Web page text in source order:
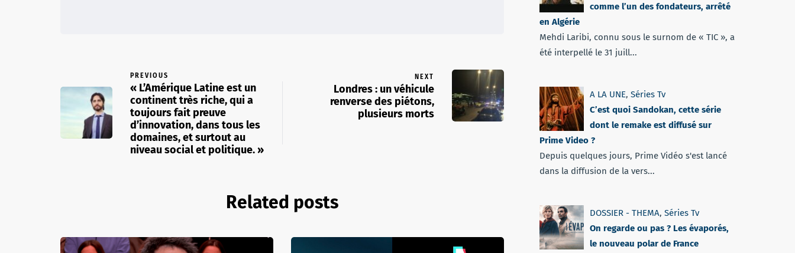
PREVIOUS
« L’Amérique Latine est un
continent très riche, qui a
toujours fait preuve
d’innovation, dans tous les
domaines, et surtout au
niveau social et politique. »
NEXT
Londres : un véhicule
renverse des piétons,
plusieurs morts
Related posts
comme l’un des fondateurs, arrêté
en Algérie
Mehdi Laribi, connu sous le surnom de « TIC », a
été interpellé le 31 juill...
A LA UNE, Séries Tv
C’est quoi Sandokan, cette série
dont le remake est diffusé sur
Prime Video ?
Depuis quelques jours, Prime Vidéo s'est lancé
dans la diffusion de la vers...
DOSSIER - THEMA, Séries Tv
On regarde ou pas ? Les évaporés,
le nouveau polar de France